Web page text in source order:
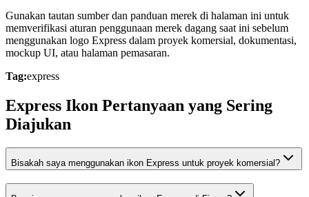
Gunakan tautan sumber dan panduan merek di halaman ini untuk
memverifikasi aturan penggunaan merek dagang saat ini sebelum
menggunakan logo Express dalam proyek komersial, dokumentasi,
mockup UI, atau halaman pemasaran.
Tag:express
Express Ikon Pertanyaan yang Sering
Diajukan
Bisakah saya menggunakan ikon Express untuk proyek komersial?